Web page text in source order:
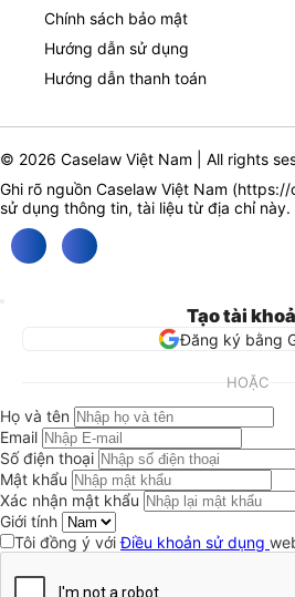
Chính sách bảo mật
Hướng dẫn sử dụng
Hướng dẫn thanh toán
© 2026 Caselaw Việt Nam | All rights
Ghi rõ nguồn Caselaw Việt Nam (https://
sử dụng thông tin, tài liệu từ địa chỉ này.
Tạo tài
Đăng ký bằng
HOẶC
Họ và tên
Email
Số điện thoại
Mật khẩu
Xác nhận mật khẩu
Giới tính
Tôi đồng ý vớiĐiều khoản sử dụng